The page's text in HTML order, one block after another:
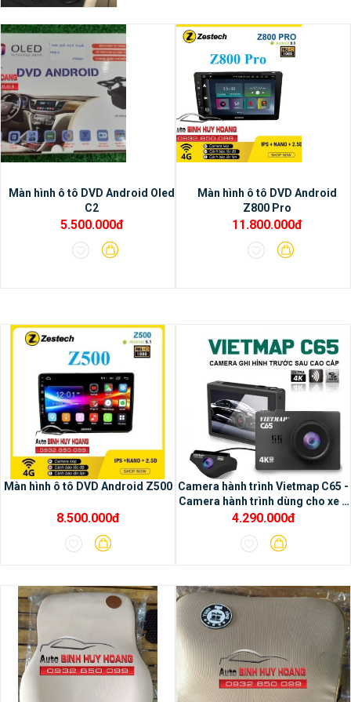
1/ Tiện ích của màng hình
– Trãi nghiệm các ứng dụng đa
tô trở nên sang trọng hơn– Kết nối được
thuận tiện– Sản phẩm chính hãng, thương
hiệu quốc tế, công nghệ Nhật Bản– Gồm
màn hình 9 inch và 10 inch– Độ bền & độ
ổn định cao, cấu hình mạnh mẽ, cảm ứng
mượt mà– Dễ dàng lắp đặt mà không ảnh
hưởng đến các phần thiết bị cơ bản của
Màn hình ô tô DVD Android Oled
C2
5.500.000đ
Màn hình ô tô DVD Android
Z800 Pro
11.800.000đ
Màn hình ô tô DVD Android Z500
8.500.000đ
Camera hành trình Vietmap C65 -
Camera hành trình dùng cho xe ô
tô
4.290.000đ